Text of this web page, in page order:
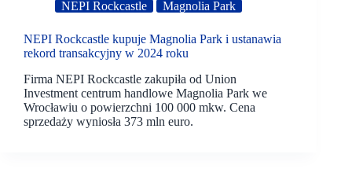
NEPI Rockcastle Magnolia Park
NEPI Rockcastle kupuje Magnolia Park i ustanawia
rekord transakcyjny w 2024 roku
Firma NEPI Rockcastle zakupiła od Union
Investment centrum handlowe Magnolia Park we
Wrocławiu o powierzchni 100 000 mkw. Cena
sprzedaży wyniosła 373 mln euro.